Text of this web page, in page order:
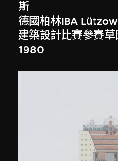
斯
德國柏林IBA
建築設計比賽參賽草
1980